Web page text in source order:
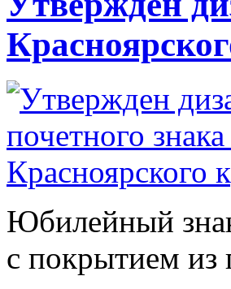
Юбилейный
с покрытием из